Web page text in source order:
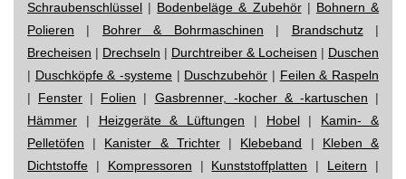
Schraubenschlüssel | Bodenbeläge & Zubehör| Bohnern &
Polieren | Bohrer & Bohrmaschinen | Brandschutz|
Brecheisen | Drechseln | Durchtreiber & Locheisen | Duschen
| Duschköpfe & -systeme | Duschzubehör | Feilen & Raspeln
| Fenster | Folien | Gasbrenner, -kocher & -kartuschen |
Hämmer | Heizgeräte & Lüftungen | Hobel| Kamin- &
Pelletöfen | Kanister & Trichter| Klebeband | Kleben &
Dichtstoffe | Kompressoren | Kunststoffplatten | Leitern |